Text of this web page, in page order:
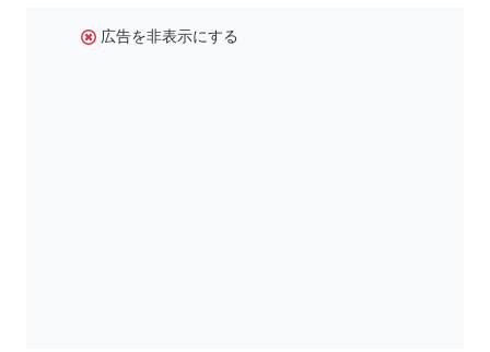
広告を非表示にする